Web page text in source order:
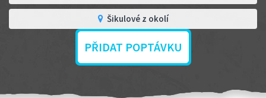
Šikulové z okolí
PŘIDAT POPTÁVKU